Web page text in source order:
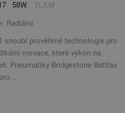
58W TL,F,M
Radiální
snoubí prověřené technologie pro
inovace, které výkon na
Pneumatiky Bridgestone Battlax